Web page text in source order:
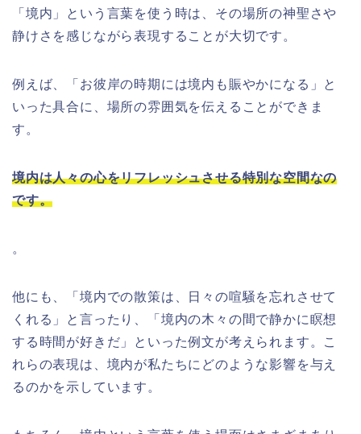
「境内」という言葉を使う時は、その場所の神聖さや
静けさを感じながら表現することが大切です。
例えば、「お彼岸の時期には境内も賑やかになる」と
いった具合に、場所の雰囲気を伝えることができま
す。
境内は人々の心をリフレッシュさせる特別な空間なの
です。
。
他にも、「境内での散策は、日々の喧騒を忘れさせて
くれる」と言ったり、「境内の木々の間で静かに瞑想
する時間が好きだ」といった例文が考えられます。こ
れらの表現は、境内が私たちにどのような影響を与え
るのかを示しています。